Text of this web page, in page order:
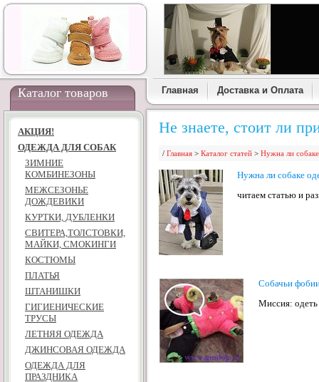
Каталог товаров
АКЦИЯ!
ОДЕЖДА ДЛЯ СОБАК
ЗИМНИЕ
КОМБИНЕЗОНЫ
МЕЖСЕЗОНЬЕ
ДОЖДЕВИКИ
КУРТКИ, ДУБЛЕНКИ
СВИТЕРА,ТОЛСТОВКИ,
МАЙКИ, СМОКИНГИ
КОСТЮМЫ
ПЛАТЬЯ
ШТАНИШКИ
ГИГИЕНИЧЕСКИЕ
ТРУСЫ
ЛЕТНЯЯ ОДЕЖДА
ДЖИНСОВАЯ ОДЕЖДА
ОДЕЖДА ДЛЯ
ПРАЗДНИКА
Главная Доставка и Оплата
Не знаете, стоит ли
/ Главная > Каталог статей > Нужна ли
Нужна ли собаке
читаем статью и
Собачьи
Миссия: одеть